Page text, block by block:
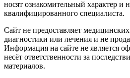
носят ознакомительный характер и
квалифицированного специалиста.
Сайт не предоставляет
диагностики или лечения и не
Информация на сайте не является
несёт ответственности за
материалов.